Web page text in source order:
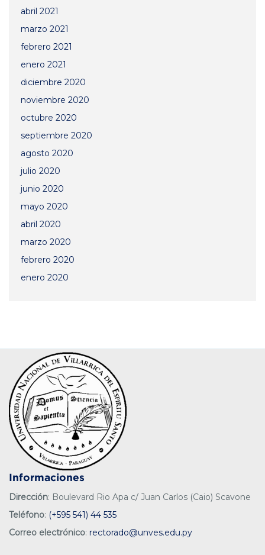
abril 2021
marzo 2021
febrero 2021
enero 2021
diciembre 2020
noviembre 2020
octubre 2020
septiembre 2020
agosto 2020
julio 2020
junio 2020
mayo 2020
abril 2020
marzo 2020
febrero 2020
enero 2020
Informaciones
Dirección: Boulevard Rio Apa c/ Juan Carlos (Caio) Scavone
Teléfono: (+595 541) 44 535
Correo electrónico: rectorado@unves.edu.py